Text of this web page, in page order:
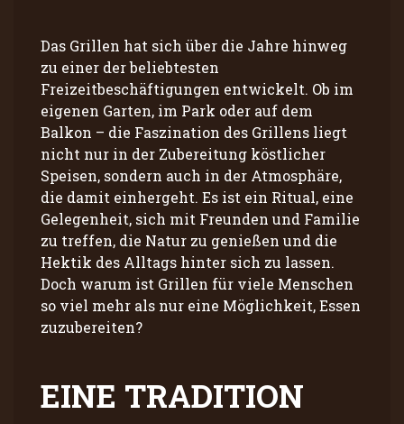
Das Grillen hat sich über die Jahre hinweg
zu einer der beliebtesten
Freizeitbeschäftigungen entwickelt. Ob im
eigenen Garten, im Park oder auf dem
Balkon – die Faszination des Grillens liegt
nicht nur in der Zubereitung köstlicher
Speisen, sondern auch in der Atmosphäre,
die damit einhergeht. Es ist ein Ritual, eine
Gelegenheit, sich mit Freunden und Familie
zu treffen, die Natur zu genießen und die
Hektik des Alltags hinter sich zu lassen.
Doch warum ist Grillen für viele Menschen
so viel mehr als nur eine Möglichkeit, Essen
zuzubereiten?
EINE TRADITION